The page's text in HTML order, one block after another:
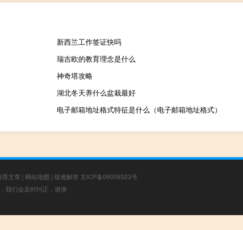
新西兰工作签证快吗
瑞吉欧的教育理念是什么
神奇塔攻略
湖北冬天养什么盆栽最好
电子邮箱地址格式特征是什么（电子邮箱地址格式）
荐文章 | 网站地图 | 疑难解答 京ICP备06009323号
我们会及时纠正，谢谢